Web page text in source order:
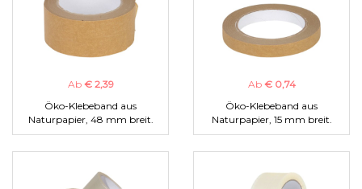
Ab € 2,39
Öko-Klebeband aus
Naturpapier, 48 mm breit.
Ab € 0,74
Öko-Klebeband aus
Naturpapier, 15 mm breit.